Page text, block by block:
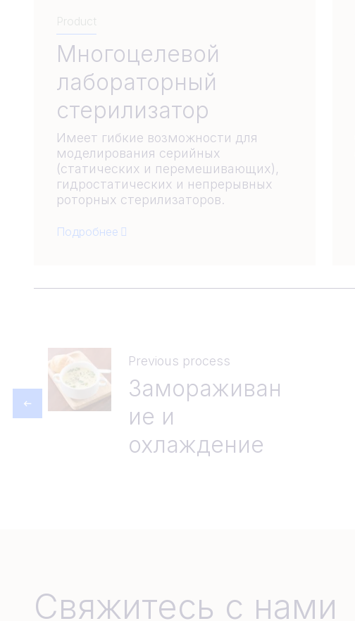
Product
Многоцелевой
лабораторный
стерилизатор
Имеет гибкие возможности для
моделирования серийных
(статических и перемешивающих),
гидростатических и непрерывных
роторных стерилизаторов.
Подробнее
Previous process
Замораживан
ие и
охлаждение
Свяжитесь с нами